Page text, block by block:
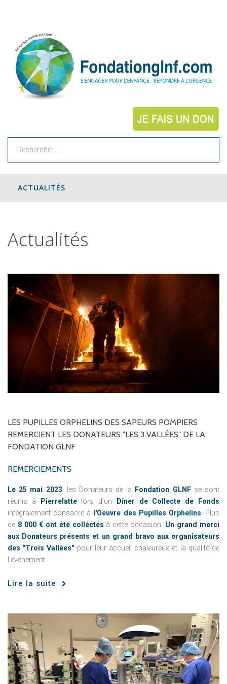
ACTUALITÉS
Actualités
LES PUPILLES ORPHELINS DES SAPEURS POMPIERS
REMERCIENT LES DONATEURS "LES 3 VALLÉES" DE LA
FONDATION GLNF
REMERCIEMENTS
Le 25 mai 2023, les Donateurs de la Fondation GLNFse sont
réunis à
Pierrelattelors d'un
Diner de Collecte de Fonds
intégralement consacré à
l'Oeuvre des Pupilles Orphelins. Plus
de 8 000 € ont été colléctés à cette occasion. Un grand merci
aux Donateurs présents et un grand bravo aux organisateurs
des "Trois Vallées" pour leur accueil chaleureux et la qualité de
l'événement.
Lire la suite